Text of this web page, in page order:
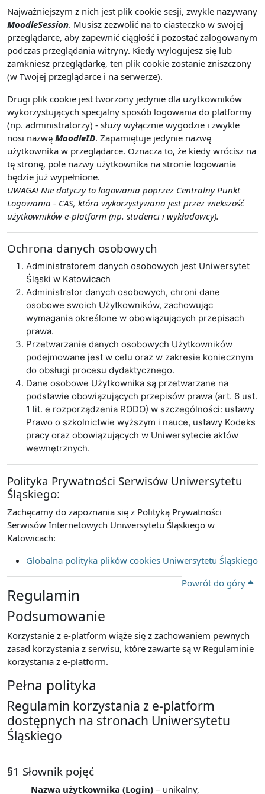
Najważniejszym z nich jest plik cookie sesji, zwykle nazywany
MoodleSession. Musisz zezwolić na to ciasteczko w swojej
przeglądarce, aby zapewnić ciągłość i pozostać zalogowanym
podczas przeglądania witryny. Kiedy wylogujesz się lub
zamkniesz przeglądarkę, ten plik cookie zostanie zniszczony
(w Twojej przeglądarce i na serwerze).
Drugi plik cookie jest tworzony jedynie dla użytkowników
wykorzystujących specjalny sposób logowania do platformy
(np. administratorzy) - służy wyłącznie wygodzie i zwykle
nosi nazwę MoodleID. Zapamiętuje jedynie nazwę
użytkownika w przeglądarce. Oznacza to, że kiedy wrócisz na
tę stronę, pole nazwy użytkownika na stronie logowania
będzie już wypełnione.
UWAGA! Nie dotyczy to logowania poprzez Centralny Punkt
Logowania - CAS, która wykorzystywana jest przez wiekszość
użytkowników e-platform (np. studenci i wykładowcy).
Ochrona danych osobowych
Administratorem danych osobowych jest Uniwersytet
Śląski w Katowicach
Administrator danych osobowych, chroni dane
osobowe swoich Użytkowników, zachowując
wymagania określone w obowiązujących przepisach
prawa.
Przetwarzanie danych osobowych Użytkowników
podejmowane jest w celu oraz w zakresie koniecznym
do obsługi procesu dydaktycznego.
Dane osobowe Użytkownika są przetwarzane na
podstawie obowiązujących przepisów prawa (art. 6 ust.
1 lit. e rozporządzenia RODO) w szczególności: ustawy
Prawo o szkolnictwie wyższym i nauce, ustawy Kodeks
pracy oraz obowiązujących w Uniwersytecie aktów
wewnętrznych.
Polityka Prywatności Serwisów Uniwersytetu
Śląskiego:
Zachęcamy do zapoznania się z Polityką Prywatności
Serwisów Internetowych Uniwersytetu Śląskiego w
Katowicach:
Globalna polityka plików cookies Uniwersytetu Śląskiego
Powrót do góry
Regulamin
Podsumowanie
Korzystanie z e-platform wiąże się z zachowaniem pewnych
zasad korzystania z serwisu, które zawarte są w Regulaminie
korzystania z e-platform.
Pełna polityka
Regulamin korzystania z e-platform
dostępnych na stronach Uniwersytetu
Śląskiego
§1 Słownik pojęć
Nazwa użytkownika (Login) – unikalny,